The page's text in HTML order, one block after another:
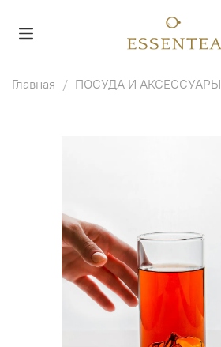
Главная ПОСУДА И АКСЕССУАРЫ